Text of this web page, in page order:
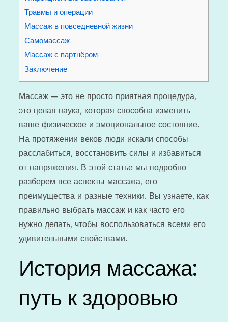
Травмы и операции
Массаж в повседневной жизни
Самомассаж
Массаж с партнёром
Заключение
Массаж — это не просто приятная процедура,
это целая наука, которая способна изменить
ваше физическое и эмоциональное состояние.
На протяжении веков люди искали способы
расслабиться, восстановить силы и избавиться
от напряжения. В этой статье мы подробно
разберем все аспекты массажа, его
преимущества и разные техники. Вы узнаете, как
правильно выбрать массаж и как часто его
нужно делать, чтобы воспользоваться всеми его
удивительными свойствами.
История массажа:
путь к здоровью